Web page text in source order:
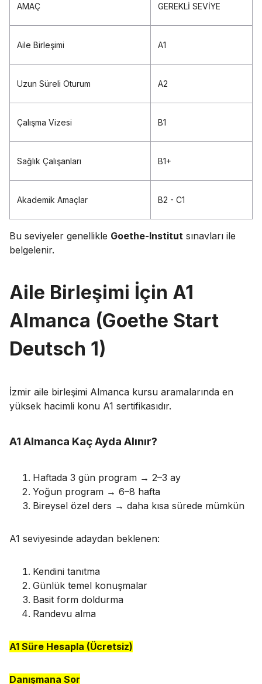
AMAÇ GEREKLİ SEVİYE
Aile Birleşimi A1
Uzun Süreli Oturum A2
Çalışma Vizesi B1
Sağlık Çalışanları B1+
Akademik Amaçlar B2 - C1
Bu seviyeler genellikle Goethe-Institut sınavları ile
belgelenir.
Aile Birleşimi İçin A1
Almanca (Goethe Start
Deutsch 1)
İzmir aile birleşimi Almanca kursu aramalarında en
yüksek hacimli konu A1 sertifikasıdır.
A1 Almanca Kaç Ayda Alınır?
Haftada 3 gün program → 2–3 ay
Yoğun program → 6–8 hafta
Bireysel özel ders → daha kısa sürede mümkün
A1 seviyesinde adaydan beklenen:
Kendini tanıtma
Günlük temel konuşmalar
Basit form doldurma
Randevu alma
A1 Süre Hesapla (Ücretsiz)
Danışmana Sor